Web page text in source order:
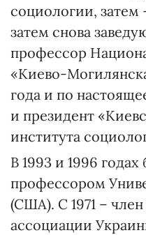
социологии, затем
затем снова
профессор
«Киево-
года и по
и президент
института
В 1993 и 1996
профессором
(США). С 1971 –
ассоциации